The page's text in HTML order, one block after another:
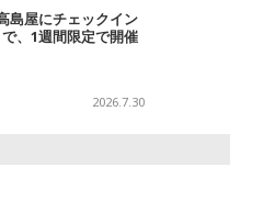
屋にチェックイン
、1週間限定で開催
2026.7.30